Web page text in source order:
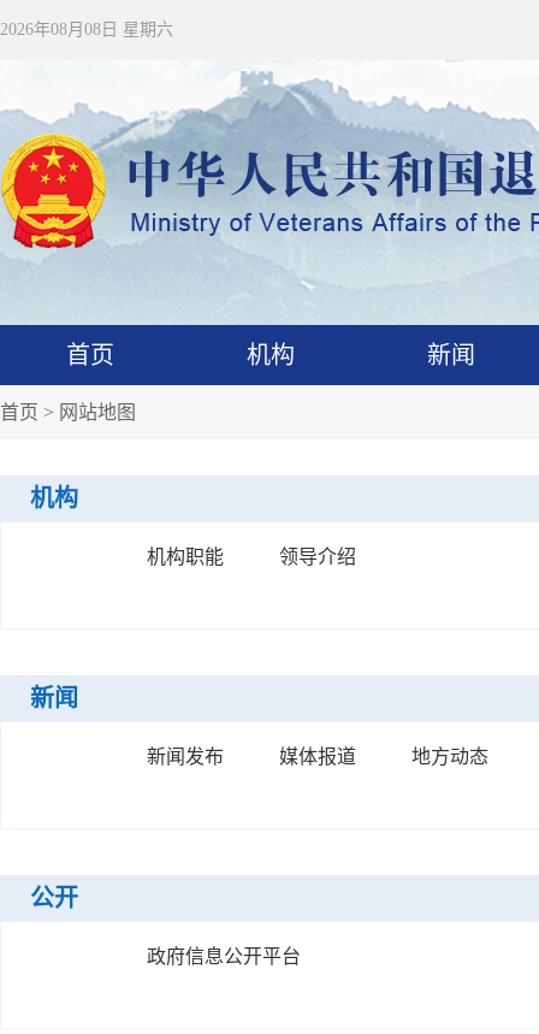
2026年08月08日 星期六
首页 机构 新闻
首页 > 网站地图
机构
机构职能 领导介绍
新闻
新闻发布 媒体报道 地方动态
公开
政府信息公开平台